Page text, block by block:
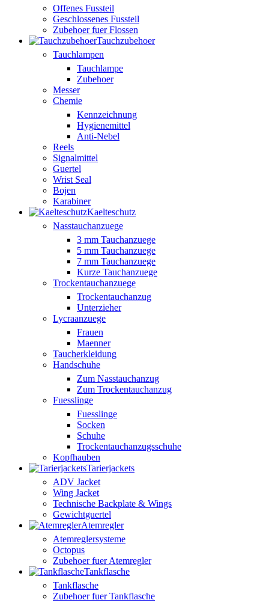
Offenes Fussteil
Geschlossenes Fussteil
Zubehoer fuer Flossen
Tauchzubehoer
Tauchlampen
Tauchlampe
Zubehoer
Messer
Chemie
Kennzeichnung
Hygienemittel
Anti-Nebel
Reels
Signalmittel
Guertel
Wrist Seal
Bojen
Karabiner
Kaelteschutz
Nasstauchanzuege
3 mm Tauchanzuege
5 mm Tauchanzuege
7 mm Tauchanzuege
Kurze Tauchanzuege
Trockentauchanzuege
Trockentauchanzug
Unterzieher
Lycraanzuege
Frauen
Maenner
Taucherkleidung
Handschuhe
Zum Nasstauchanzug
Zum Trockentauchanzug
Fuesslinge
Fuesslinge
Socken
Schuhe
Trockentauchanzugsschuhe
Kopfhauben
Tarierjackets
ADV Jacket
Wing Jacket
Technische Backplate & Wings
Gewichtguertel
Atemregler
Atemreglersysteme
Octopus
Zubehoer fuer Atemregler
Tankflasche
Tankflasche
Zubehoer fuer Tankflasche